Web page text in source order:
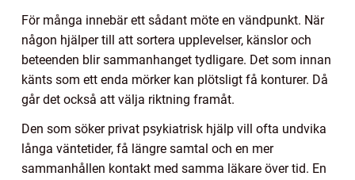
För många innebär ett sådant möte en vändpunkt. När
någon hjälper till att sortera upplevelser, känslor och
beteenden blir sammanhanget tydligare. Det som innan
känts som ett enda mörker kan plötsligt få konturer. Då
går det också att välja riktning framåt.
Den som söker privat psykiatrisk hjälp vill ofta undvika
långa väntetider, få längre samtal och en mer
sammanhållen kontakt med samma läkare över tid. En